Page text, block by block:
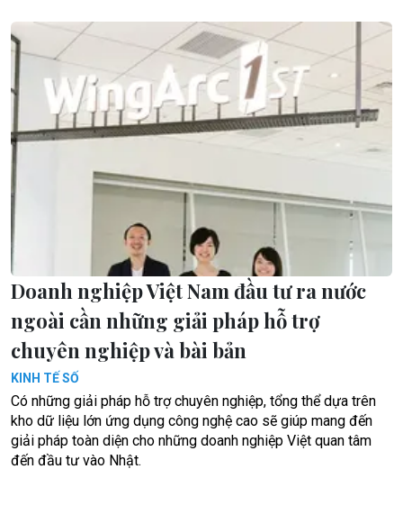
Doanh nghiệp Việt Nam đầu tư ra nước
ngoài cần những giải pháp hỗ trợ
chuyên nghiệp và bài bản
KINH TẾ SỐ
Có những giải pháp hỗ trợ chuyên nghiệp, tổng thể dựa trên
kho dữ liệu lớn ứng dụng công nghệ cao sẽ giúp mang đến
giải pháp toàn diện cho những doanh nghiệp Việt quan tâm
đến đầu tư vào Nhật.